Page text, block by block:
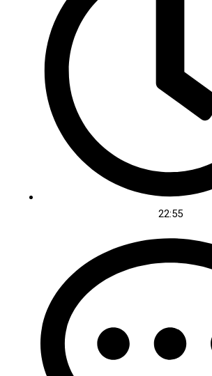
22:55